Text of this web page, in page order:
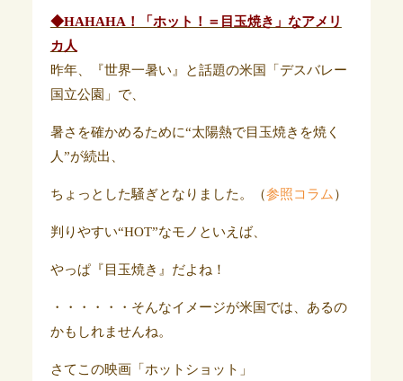
◆HAHAHA！「ホット！＝目玉焼き」なアメリ
カ人
昨年、『世界一暑い』と話題の米国「デスバレー
国立公園」で、
暑さを確かめるために“太陽熱で目玉焼きを焼く
人”が続出、
ちょっとした騒ぎとなりました。（参照コラム）
判りやすい“HOT”なモノといえば、
やっぱ『目玉焼き』だよね！
・・・・・・そんなイメージが米国では、あるの
かもしれませんね。
さてこの映画「ホットショット」